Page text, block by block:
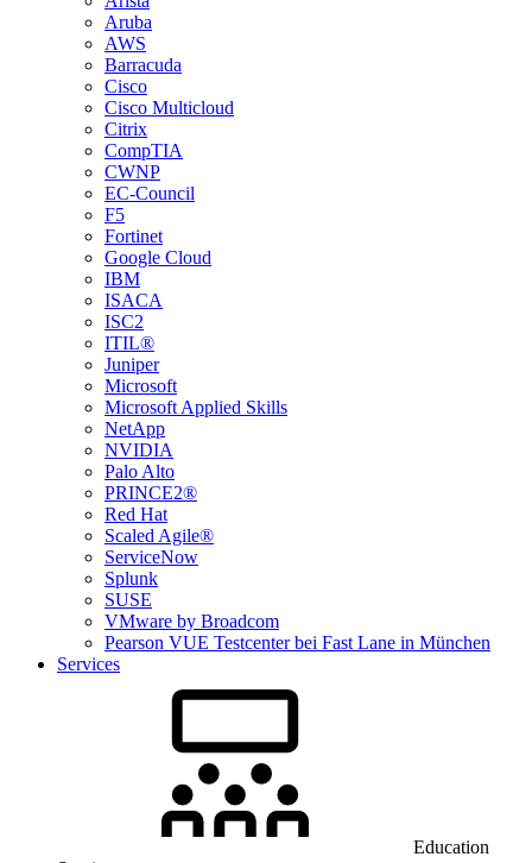
Aruba
AWS
Barracuda
Cisco
Cisco Multicloud
Citrix
CompTIA
CWNP
EC-Council
F5
Fortinet
Google Cloud
IBM
ISACA
ISC2
ITIL®
Juniper
Microsoft
Microsoft Applied Skills
NetApp
NVIDIA
Palo Alto
PRINCE2®
Red Hat
Scaled Agile®
ServiceNow
Splunk
SUSE
VMware by Broadcom
Pearson VUE Testcenter bei Fast Lane in München
Services
Education